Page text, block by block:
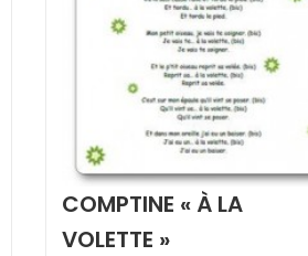
COMPTINE « À LA
VOLETTE »